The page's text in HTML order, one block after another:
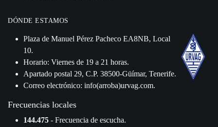
DÓNDE ESTAMOS
Plaza de Manuel Pérez Pacheco EA8NB, Local
10.
Horario: Viernes de 19 a 21 horas.
Apartado postal 29, C.P. 38500-Güímar, Tenerife.
Correo electrónico: info(arroba)urvag.com.
Frecuencias locales
144.475 - Frecuencia de escucha.